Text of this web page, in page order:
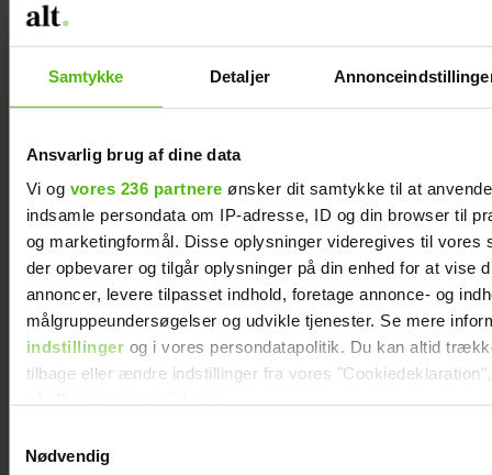
Samtykke Detaljer
Ansvarlig brug af dine data
Vi og vores 236 partnere ønsker dit samtykke til at
indsamle persondata om IP-adresse, ID og din browser til
og marketingformål. Disse oplysninger videregives til vores
der opbevarer og tilgår oplysninger på din enhed for at vise
annoncer, levere tilpasset indhold, foretage annonce- og
målgruppeundersøgelser og udvikle tjenester. Se mere
indstillingerog i vores persondatapolitik. Du kan altid
tilbage eller ændre indstillinger fra vores
Dine valg anvendes på hele websitet.
Nødvendig
Væddeløbsbanen i Århus - det var super
skønt at se så mange af jer både på
pladsen og ude på ruterne.
fået på dette års løb i Århus. Det var
første år vi løb på denne rute, og vi
tager selvfølgelig jeres feedback om
ruten og løbspladsen til efterretning,
når vi går i gang med at planlægge
næste års løb.
HUSK OGSÅ:Vi vil gerne se ALT for
dine bedste billeder fra løbet med os –